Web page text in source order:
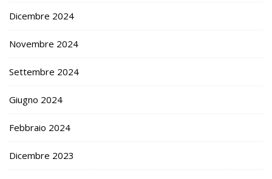
Dicembre 2024
Novembre 2024
Settembre 2024
Giugno 2024
Febbraio 2024
Dicembre 2023